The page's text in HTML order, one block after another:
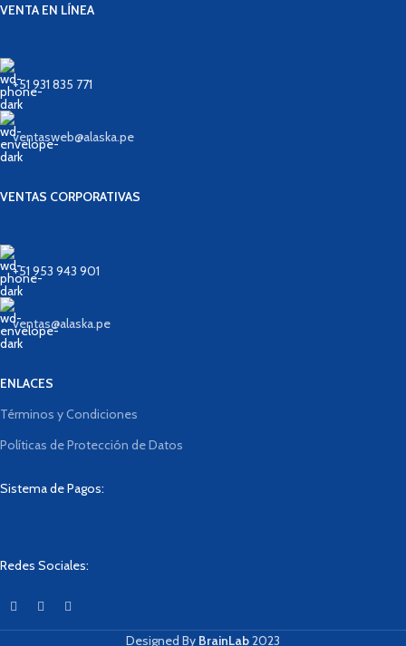
VENTA EN LÍNEA
+51 931 835 771
ventasweb@alaska.pe
VENTAS CORPORATIVAS
+51 953 943 901
ventas@alaska.pe
ENLACES
Términos y Condiciones
Políticas de Protección de Datos
Sistema de Pagos:
Redes Sociales:
Designed By BrainLab2023